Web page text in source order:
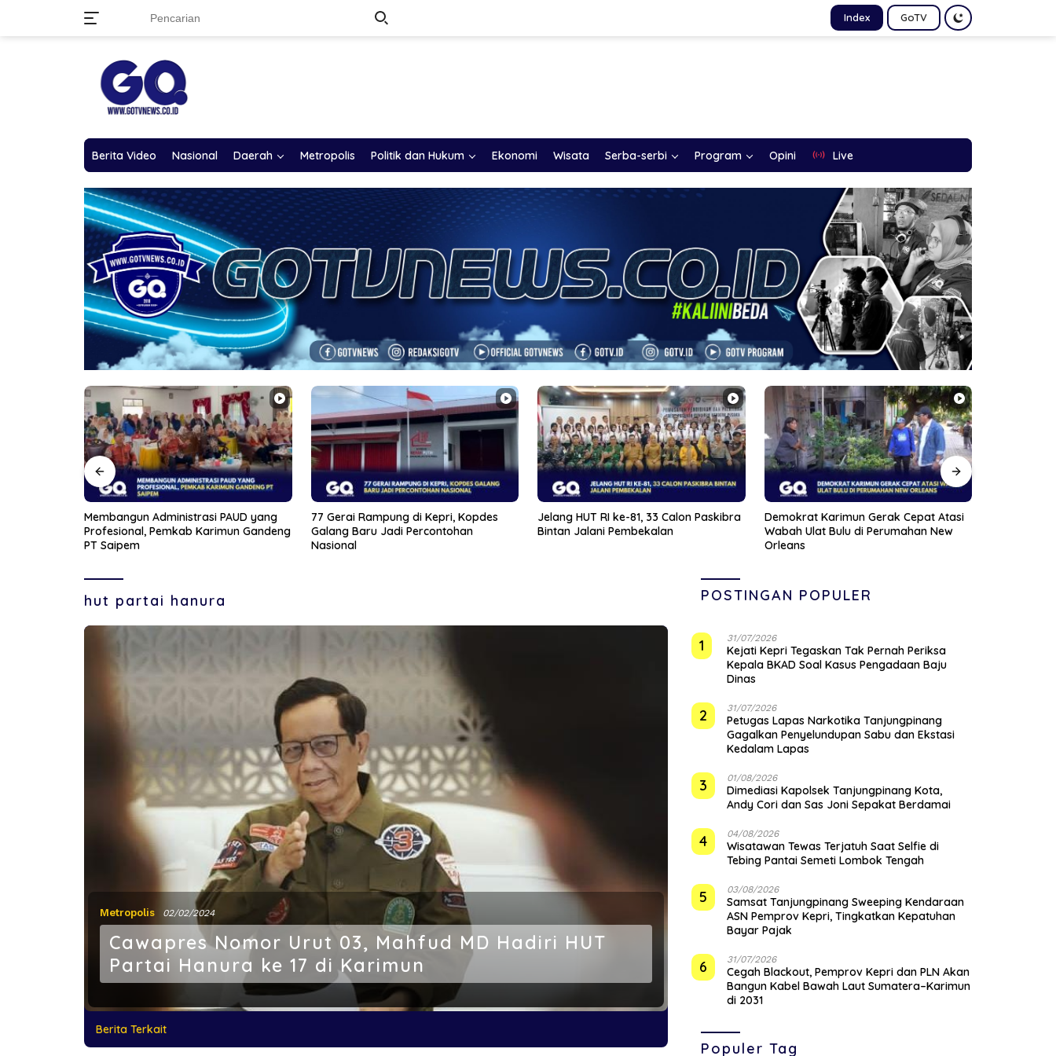
Index GoTV
Berita Video Nasional Daerah Metropolis Politik dan Hukum Ekonomi Wisata Serba-serbi Program Opini Live
77 Gerai Rampung di Kepri, Kopdes
Galang Baru Jadi Percontohan
Nasional
Jelang HUT RI ke-81, 33 Calon Paskibra
Bintan Jalani Pembekalan
Demokrat Karimun Gerak Cepat Atasi
Wabah Ulat Bulu di Perumahan New
Satlantas Polres Bintan Kedepankan
Edukasi, 30 Pelanggar Hanya Diberi
Teguran
hut partai hanura
Metropolis 02/02/2024
Cawapres Nomor Urut 03, Mahfud MD Hadiri HUT
Partai Hanura ke 17 di Karimun
Berita Terkait
POSTINGAN POPULER
1 31/07/2026
Kejati Kepri Tegaskan Tak Pernah Periksa
Kepala BKAD Soal Kasus Pengadaan Baju
Dinas
2 31/07/2026
Petugas Lapas Narkotika Tanjungpinang
Gagalkan Penyelundupan Sabu dan Ekstasi
Kedalam Lapas
3 01/08/2026
Dimediasi Kapolsek Tanjungpinang Kota,
Andy Cori dan Sas Joni Sepakat Berdamai
4 04/08/2026
Wisatawan Tewas Terjatuh Saat Selfie di
Tebing Pantai Semeti Lombok Tengah
5 03/08/2026
Samsat Tanjungpinang Sweeping Kendaraan
ASN Pemprov Kepri, Tingkatkan Kepatuhan
Bayar Pajak
6 31/07/2026
Cegah Blackout, Pemprov Kepri dan PLN Akan
Bangun Kabel Bawah Laut Sumatera–Karimun
di 2031
Populer Tag